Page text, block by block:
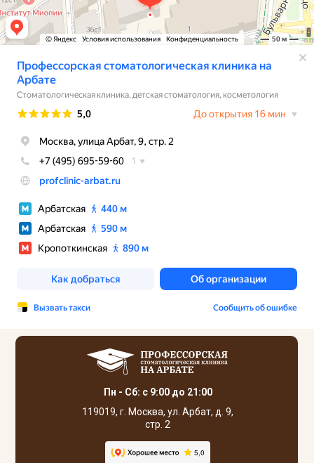
Пн - Сб: с 9:00 до 21:00
119019, г. Москва, ул. Арбат, д. 9,
стр. 2